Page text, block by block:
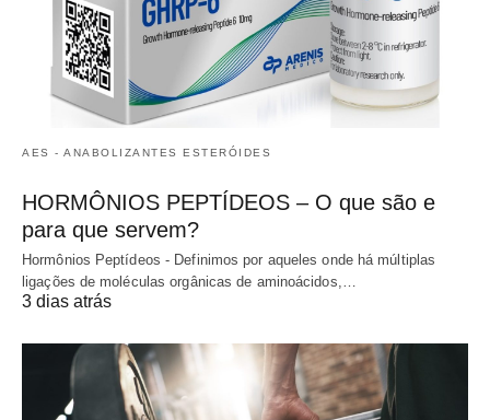
AES - ANABOLIZANTES ESTERÓIDES
HORMÔNIOS PEPTÍDEOS – O que são e
para que servem?
Hormônios Peptídeos - Definimos por aqueles onde há múltiplas
ligações de moléculas orgânicas de aminoácidos,…
3 dias atrás